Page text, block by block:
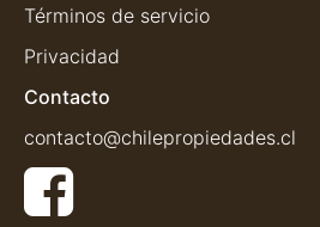
Términos de servicio
Privacidad
Contacto
contacto@chilepropiedades.cl